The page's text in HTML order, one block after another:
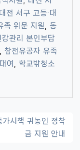
대전 서구 고등·대
족 위문 지원
동
강관리 본인부담
참전유공자 유족
여
학교밖청소
가시책 귀농인 정착
금 지원 안내